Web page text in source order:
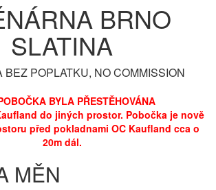
BRNO
SLATINA
POPLATKU, NO COMMISSION
BYLA PŘESTĚHOVÁNA
do jiných prostor. Pobočka je nově
před pokladnami OC Kaufland cca o
20m dál.
MĚN